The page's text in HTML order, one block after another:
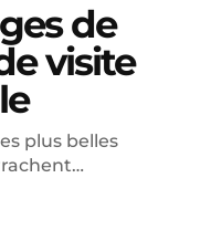
de
visite
plus belles